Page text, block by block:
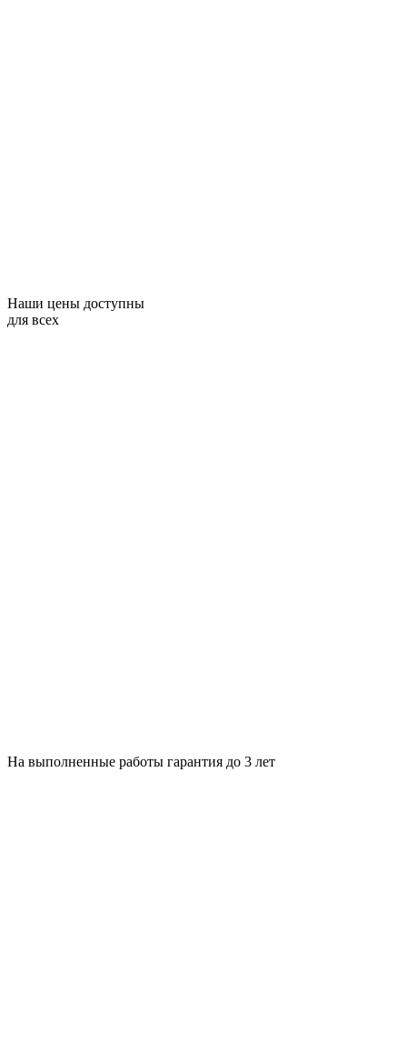
Наши цены доступны
для всех
На выполненные работы гарантия до 3 лет